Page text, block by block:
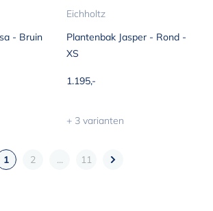
- Bruin
Eichholtz
Plantenbak Jasper - Rond -
XS
Aanbiedingsprijs
1.195,-
+ 3 varianten
1 2 ... 11